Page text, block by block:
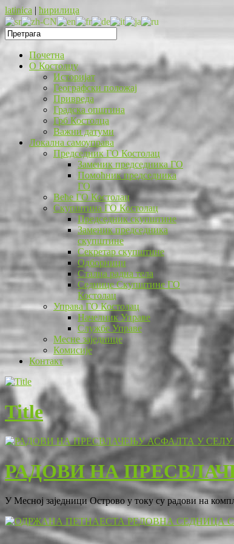
latinica | ћирилица
Почетна
O Костолцу
Историјат
Географски положај
Привреда
Градска општина
Грб Костолца
Важни датуми
Локална самоуправа
Председник ГО Костолац
Заменик председника ГО
Помоћник председника
ГО
Веће ГО Костолац
Скупштина ГО Костолац
Председник скупштине
Заменик председника
скупштине
Секретар скупштине
Одборници
Стална радна тела
Седнице Скупштине ГО
Костолац
Управа ГО Костолац
Начелник Управе
Службе Управе
Месне заједнице
Комисије
Контакт
Title
РАДОВИ НА
У Месној заједници Острово у току су радови на